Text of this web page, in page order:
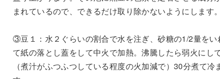
まれているので、できるだけ取り除かないようにします
③豆１：水２ぐらいの割合で水を注ぎ、砂糖の1/2量をい
て紙の落とし蓋をして中火で加熱。沸騰したら弱火にし
（煮汁がふつふつしている程度の火加減で）30分煮て冷